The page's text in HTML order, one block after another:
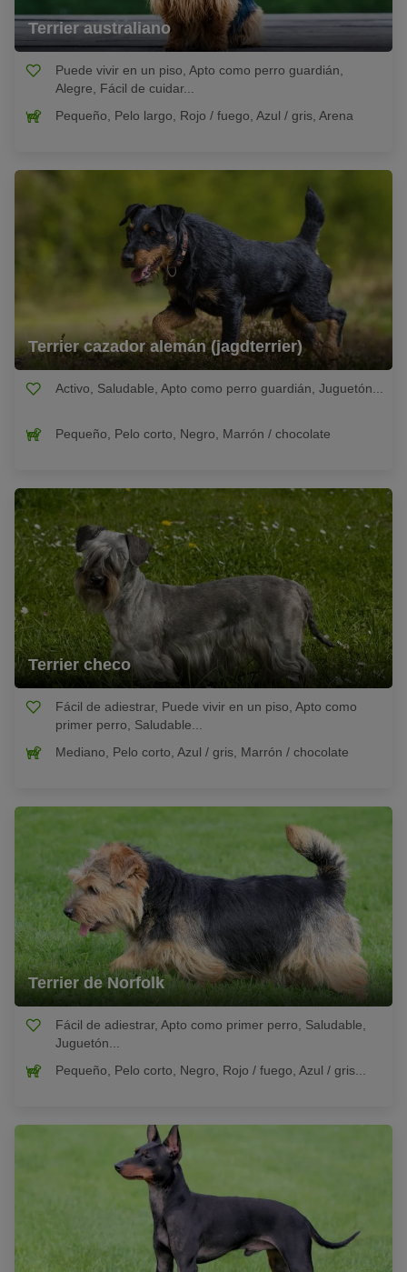
Terrier australiano
Puede vivir en un piso, Apto como perro guardián,
Alegre, Fácil de cuidar...
Pequeño, Pelo largo, Rojo / fuego, Azul / gris, Arena
Terrier cazador alemán (jagdterrier)
Activo, Saludable, Apto como perro guardián, Juguetón...
Pequeño, Pelo corto, Negro, Marrón / chocolate
Terrier checo
Fácil de adiestrar, Puede vivir en un piso, Apto como
primer perro, Saludable...
Mediano, Pelo corto, Azul / gris, Marrón / chocolate
Terrier de Norfolk
Fácil de adiestrar, Apto como primer perro, Saludable,
Juguetón...
Pequeño, Pelo corto, Negro, Rojo / fuego, Azul / gris...